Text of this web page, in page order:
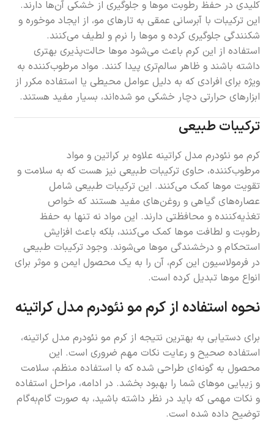
کلیدی در حفظ رطوبت موها و جلوگیری از خشکی آن‌ها دارند.
این ترکیبات با آبرسانی عمقی به تارهای مو، از ایجاد موخوره و
شکنندگی جلوگیری کرده و موها را نرم و لطیف می‌کنند.
استفاده از این کرم باعث می‌شود موها حالت‌پذیری بهتری
داشته باشند و ظاهر سالم‌تری پیدا کنند. مواد مرطوب‌کننده به
ویژه برای افرادی که به دلیل عوامل محیطی یا استفاده مکرر از
ابزارهای حرارتی دچار خشکی مو شده‌اند، بسیار مفید هستند.
ترکیبات طبیعی
کرم مو نئودرم مدل کراتینه علاوه بر کراتین و مواد
مرطوب‌کننده، حاوی ترکیبات طبیعی نیز هست که به سلامت و
تقویت موها کمک می‌کنند. این ترکیبات طبیعی شامل
عصاره‌های گیاهی و روغن‌های مفید هستند که خواص
تغذیه‌کننده و محافظتی دارند. این مواد نه تنها به حفظ
رطوبت و لطافت موها کمک می‌کنند، بلکه باعث افزایش
استحکام و درخشندگی موها می‌شوند. وجود ترکیبات طبیعی
در فرمولاسیون این کرم، آن را به یک محصول ایمن و موثر برای
انواع موها تبدیل کرده است.
نحوه استفاده از کرم مو نئودرم مدل کراتینه
برای دستیابی به بهترین نتیجه از کرم مو نئودرم مدل کراتینه،
استفاده صحیح و رعایت نکات مهم ضروری است. این
محصول به گونه‌ای طراحی شده که با استفاده منظم، سلامت
و زیبایی موهای شما را بهبود بخشد. در ادامه، مراحل استفاده
و نکات مهمی که باید در نظر داشته باشید، به صورت گام‌به‌گام
توضیح داده شده است.